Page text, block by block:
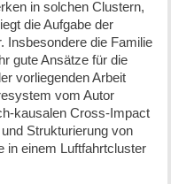
in solchen Clustern,
die Aufgabe der
Insbesondere die Familie
gute Ansätze für die
vorliegenden Arbeit
vom Autor
kausalen Cross-Impact
Strukturierung von
in einem Luftfahrtcluster